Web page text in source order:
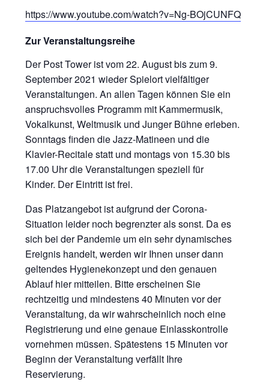
https://www.youtube.com/watch?v=Ng-BOjCUNFQ
Zur Veranstaltungsreihe
Der Post Tower ist vom 22. August bis zum 9.
September 2021 wieder Spielort vielfältiger
Veranstaltungen. An allen Tagen können Sie ein
anspruchsvolles Programm mit Kammermusik,
Vokalkunst, Weltmusik und Junger Bühne erleben.
Sonntags finden die Jazz-Matineen und die
Klavier-Recitale statt und montags von 15.30 bis
17.00 Uhr die Veranstaltungen speziell für
Kinder. Der Eintritt ist frei.
Das Platzangebot ist aufgrund der Corona-
Situation leider noch begrenzter als sonst. Da es
sich bei der Pandemie um ein sehr dynamisches
Ereignis handelt, werden wir Ihnen unser dann
geltendes Hygienekonzept und den genauen
Ablauf hier mitteilen. Bitte erscheinen Sie
rechtzeitig und mindestens 40 Minuten vor der
Veranstaltung, da wir wahrscheinlich noch eine
Registrierung und eine genaue Einlasskontrolle
vornehmen müssen. Spätestens 15 Minuten vor
Beginn der Veranstaltung verfällt Ihre
Reservierung.